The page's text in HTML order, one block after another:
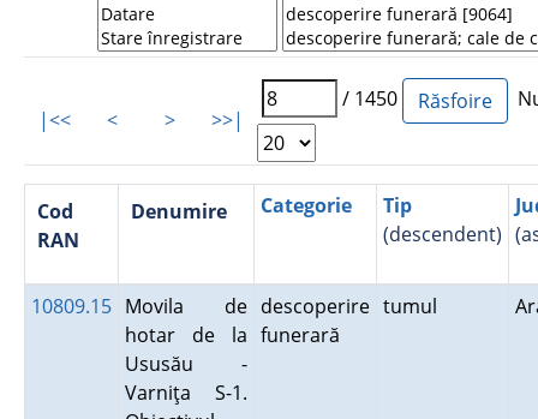
|<< < > >>|
/ 1450
Cod
RAN
Denumire Categorie
Tip
(descendent)
10809.15 Movila de
hotar de la
Ususău -
Varniţa S-1.
descoperire
funerară
tumul